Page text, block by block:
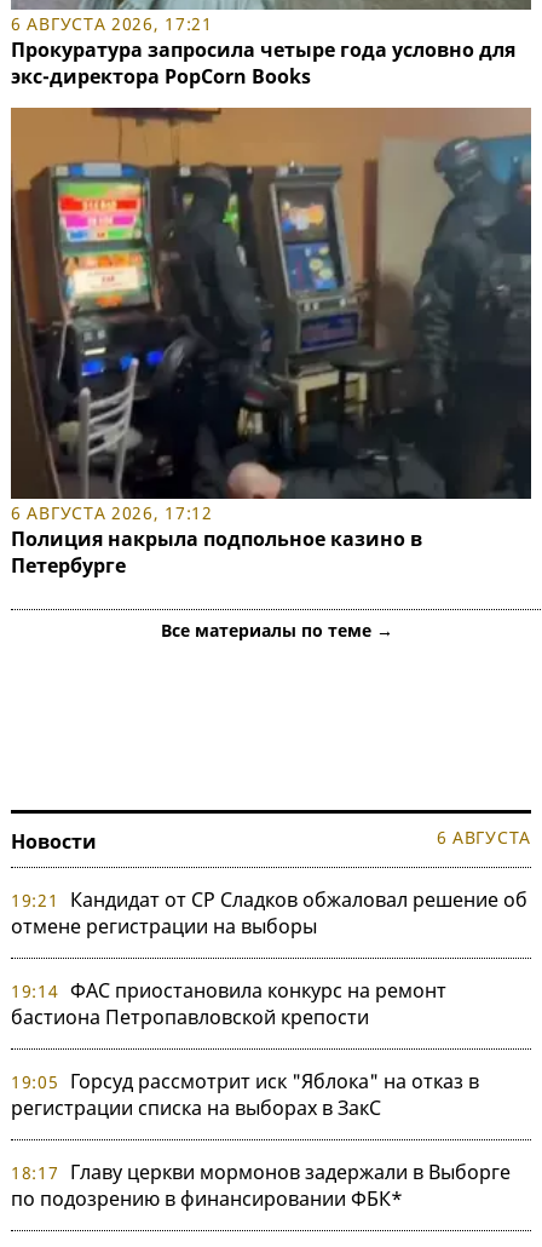
6 АВГУСТА 2026, 17:21
Прокуратура запросила четыре года условно для
экс-директора PopCorn Books
6 АВГУСТА 2026, 17:12
Полиция накрыла подпольное казино в
Петербурге
Все материалы по теме →
Новости 6 АВГУСТА
19:21
Кандидат от СР Сладков обжаловал решение об
отмене регистрации на выборы
19:14 ФАС приостановила конкурс на ремонт
бастиона Петропавловской крепости
19:05
Горсуд рассмотрит иск "Яблока" на отказ в
регистрации списка на выборах в ЗакС
18:17
Главу церкви мормонов задержали в Выборге
по подозрению в финансировании ФБК*